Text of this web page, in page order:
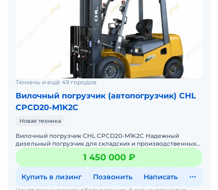
Тюмень и ещё 49 городов
Вилочный погрузчик (автопогрузчик) CHL
CPCD20-M1K2C
Новая техника
Вилочный погрузчик CHL CPCD20-M1K2C Надежный
дизельный погрузчик для складских и производственных
1 450 000 ₽
Купить в лизинг Позвонить Написать